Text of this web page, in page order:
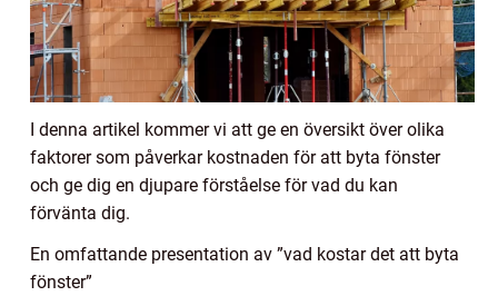
I denna artikel kommer vi att ge en översikt över olika
faktorer som påverkar kostnaden för att byta fönster
och ge dig en djupare förståelse för vad du kan
förvänta dig.
En omfattande presentation av ”vad kostar det att byta
fönster”